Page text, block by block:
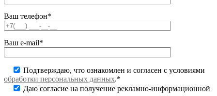
Ваш телефон*
Ваш e-mail*
Подтверждаю, что ознакомлен и согласен с условиями
обработки персональных данных.*
Даю согласие на получение рекламно-информационной